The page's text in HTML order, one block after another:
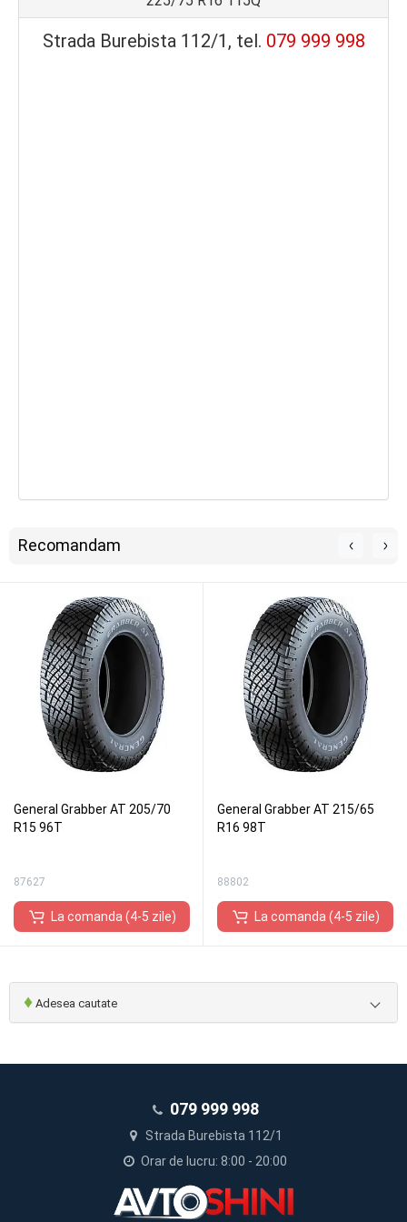
Strada Burebista 112/1, tel. 079 999 998
Recomandam
General Grabber AT 205/70
R15 96T
87627
La comanda (4-5 zile)
General Grabber AT 215/65
R16 98T
88802
La comanda (4-5 zile)
♦ Adesea cautate
079 999 998
Strada Burebista 112/1
Orar de lucru: 8:00 - 20:00